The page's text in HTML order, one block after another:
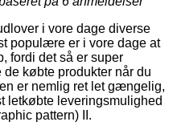
i vore dage diverse
populære er i vore dage at
fordi det så er super
købte produkter når du
er nemlig ret let gængelig,
letkøbte leveringsmulighed
pattern) II.